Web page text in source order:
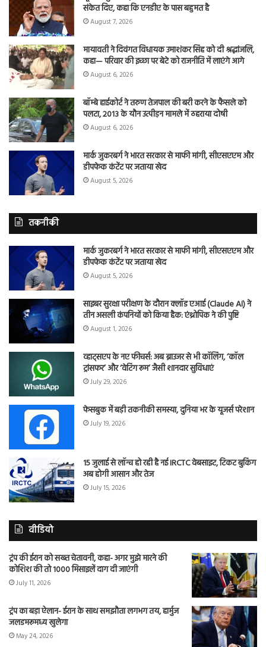
संकेत दिए, कहा कि एनडीए के पास बहुमत है
August 7, 2026
मायावती ने दिवंगत विधायक उमाशंकर सिंह को दी श्रद्धांजलि,
कहा— परिवार की इच्छा पर बेटे को राजनीति में लाएंगे आगे
August 6, 2026
बॉम्बे हाईकोर्ट ने तरुण तेजपाल की बरी करने के फैसले को
पलटा, 2013 के यौन उत्पीड़न मामले में ठहराया दोषी
August 6, 2026
मार्क जुकरबर्ग ने भारत सरकार से माफी मांगी, सीएसएएम और
डीपफेक कंटेंट पर जताया खेद
August 5, 2026
तकनीकी
मार्क जुकरबर्ग ने भारत सरकार से माफी मांगी, सीएसएएम और
डीपफेक कंटेंट पर जताया खेद
August 5, 2026
साइबर सुरक्षा परीक्षण के दौरान क्लॉड एआई (Claude AI) ने
तीन असली कंपनियों को किया हैक: एंथ्रोपिक ने की पुष्टि
August 1, 2026
व्हाट्सएप के नए फीचर्स: अब ब्राउजर से भी कॉलिंग, ‘कॉल
ट्रांसफर’ और ‘वेटिंग रूम’ जैसी शानदार सुविधाएं
July 29, 2026
फेसबुक में बड़ी तकनीकी समस्या, दुनिया भर के यूजर्स परेशान
July 19, 2026
15 जुलाई से लॉन्च हो रही है नई IRCTC वेबसाइट, टिकट बुकिंग
अब होगी आसान और तेज
July 15, 2026
वीडियो
ट्रंप की ईरान को सख्त चेतावनी, कहा- अगर मुझे मारने की
कोशिश की तो 1000 मिसाइलें दाग दी जाएंगी
July 11, 2026
ट्रंप का बड़ा ऐलान- ईरान के साथ समझौता लगभग तय, हार्मुज
जलडमरूमध्य खुलेगा
May 24, 2026